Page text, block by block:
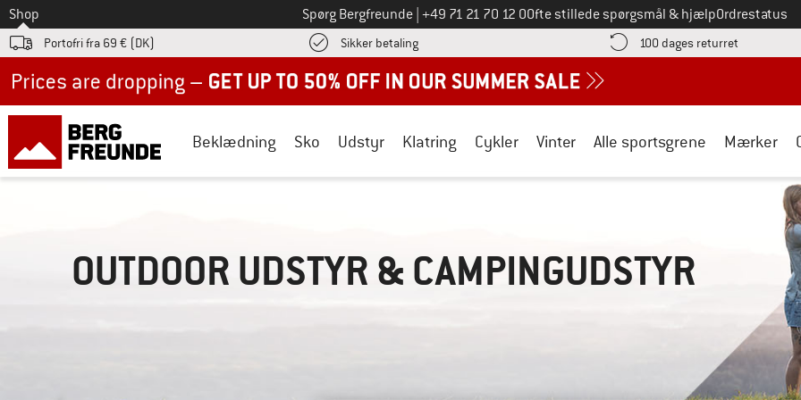
Til
Shop Spørg Bergfreunde Ring til os på
+49 71 21 70 12 0Ofte stillede spørgsmål & hjælpOrdrestatus
Portofri fra 69 € (DK) Sikker betalingFind betalingsoplysningerne her! Åbnes i en infoboks
100 dages returret Gå til
Beklædning Sko Udstyr Klatring Cykler Vinter Alle sportsgrene Mærker
OUTDOOR UDSTYR & CAMPINGUDSTYR